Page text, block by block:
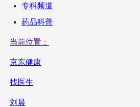
专科频道
药品科普
当前位置：
京东健康
找医生
刘晨